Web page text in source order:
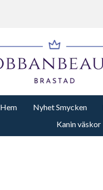
Hem Nyhet Smycken
Kanin väskor